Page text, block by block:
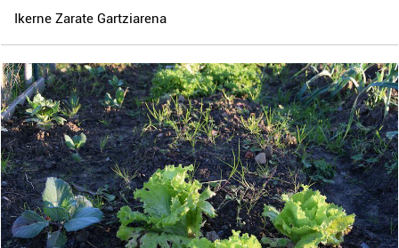
Ikerne Zarate Gartziarena